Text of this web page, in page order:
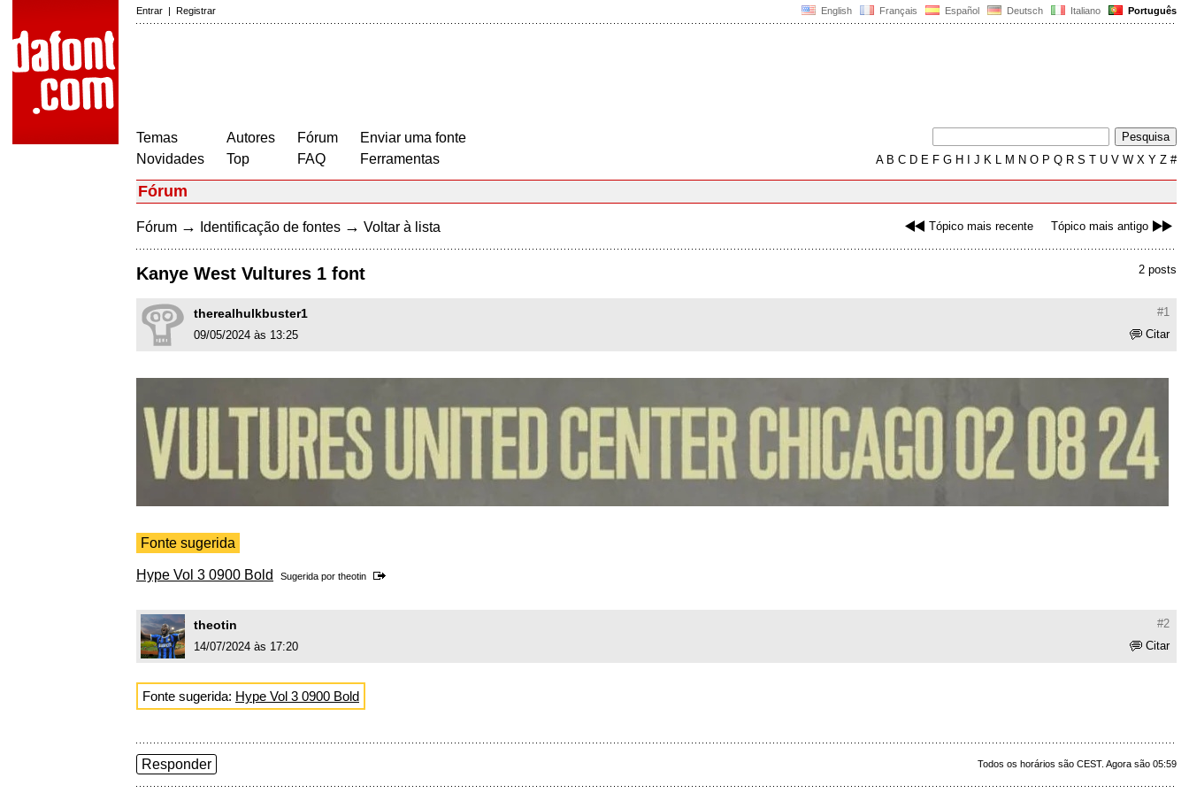
English Français Español Deutsch Italiano Português
Entrar | Registrar
Temas
Novidades
Autores
Top
Fórum
FAQ
Enviar uma fonte
Ferramentas
AB C D E F G H J K L M N O P Q R S T U V W X Y Z #
Fórum
Tópico mais recente Tópico mais antigo
Fórum → Identificação de fontes → Voltar à lista
2 posts
Kanye West Vultures 1 font
#1
therealhulkbuster1
Citar
09/05/2024 às 13:25
Fonte sugerida
Hype Vol 3 0900 Bold Sugerida por theotin
#2
theotin
Citar
14/07/2024 às 17:20
Fonte sugerida: Hype Vol 3 0900 Bold
Todos os horários são CEST. Agora são 05:59
Responder